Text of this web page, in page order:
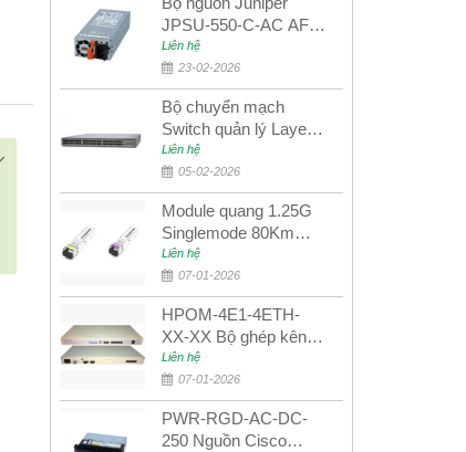
JPSU-550-C-AC AFO
nguồn AC công suất
550W dùng cho dòng
switch Juniper
Networks EX4400
Liên hệ
23-02-2026
Bộ chuyển mạch
Switch quản lý Layer 3
Juniper QFX5100-48S
Liên hệ
05-02-2026
Module quang 1.25G
Singlemode 80Km
UPCOM MWS-12-45-
80AD/MWS-12-54-
80BD
Liên hệ
07-01-2026
HPOM-4E1-4ETH-
XX-XX Bộ ghép kênh
quang quản lý SDH
4E1+4ETH+RS232
Liên hệ
07-01-2026
PWR-RGD-AC-DC-
250 Nguồn Cisco